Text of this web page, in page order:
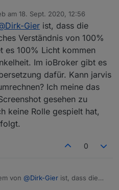
am 18. Sept. 2020, 12:56
editiert von
Dirk-Gier ist, dass die
Verständnis von 100%
es 100% Licht kommen
Im ioBroker gibt es
dafür. Kann jarvis
Ich meine das
gesehen zu
keine Rolle gespielt hat,
0
von @Dirk-Gier ist, dass die